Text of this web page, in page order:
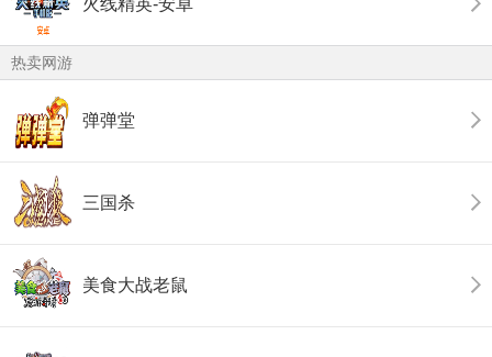
火线精英-安卓
热卖网游
弹弹堂
三国杀
美食大战老鼠